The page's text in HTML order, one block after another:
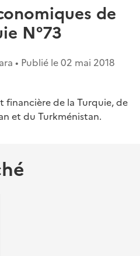
de
N°73
• Publié le02 mai 2018
de la Turquie, de
et du Turkménistan.